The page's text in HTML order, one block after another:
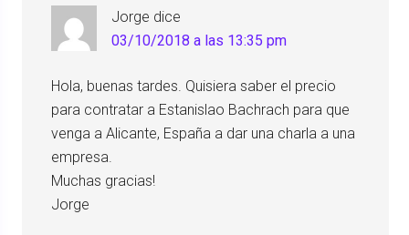
Jorge dice
03/10/2018 a las 13:35 pm
Hola, buenas tardes. Quisiera saber el precio
para contratar a Estanislao Bachrach para que
venga a Alicante, España a dar una charla a una
empresa.
Muchas gracias!
Jorge